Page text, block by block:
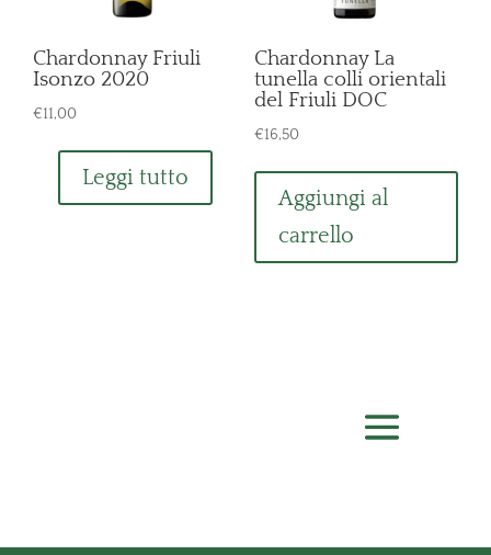
Chardonnay Friuli
Isonzo 2020
€11,00
Leggi tutto
Chardonnay La
tunella colli orientali
del Friuli DOC
€16,50
Aggiungi al
carrello